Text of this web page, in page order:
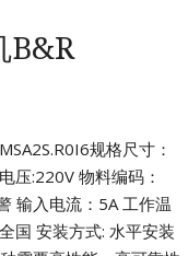
B&R
规格尺寸：
压:220V 物料编码：
输入电流：5A工作温
国 安装方式: 水平安装